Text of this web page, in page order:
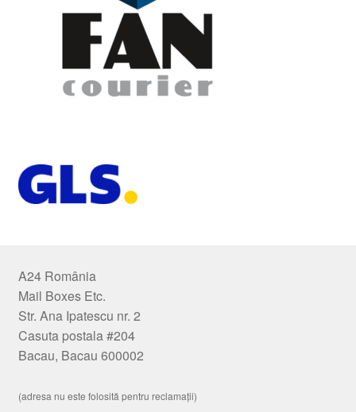
A24 România
Mail Boxes Etc.
Str. Ana Ipatescu nr. 2
Casuta postala #204
Bacau, Bacau 600002
(adresa nu este folosită pentru reclamații)